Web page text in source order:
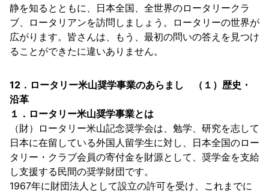
静を知るとともに、日本全国、全世界のロータリークラ
ブ、ロータリアンを訪問しましょう。ロータリーの世界が
広がります。皆さんは、もう、最初の問いの答えを見つけ
ることができたに違いありません。
12．ロータリー米山奨学事業のあらまし （１）歴史・
沿革
１．ロータリー米山奨学事業とは
（財）ロータリー米山記念奨学会は、勉学、研究を志して
日本に在留している外国人留学生に対し、日本全国のロー
タリー・クラブ会員の寄付金を財源として、奨学金を支給
し支援する民間の奨学財団です。
1967年に財団法人として設立の許可を受け、これまでに